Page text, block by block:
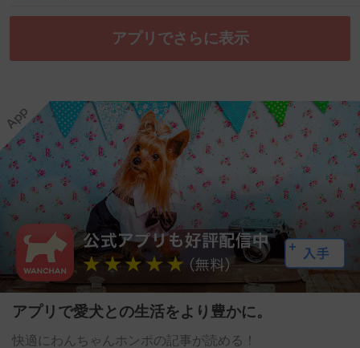
アプリでさらに表示
アプリで愛犬との生活をより豊かに。
快適にわんちゃんホンポの記事が読める！